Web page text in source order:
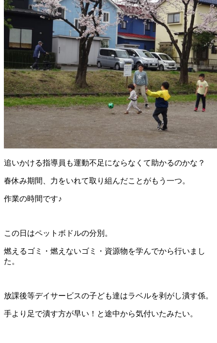
追いかける指導員も運動不足にならなくて助かるのかな？
春休み期間、力をいれて取り組んだことがもう一つ。
作業の時間です♪
この日はペットボドルの分別。
燃えるゴミ・燃えないゴミ・資源物を学んでから行いまし
た。
放課後等デイサービスの子ども達はラベルを剥がし潰す係。
手より足で潰す方が早い！と途中から気付いたみたい。